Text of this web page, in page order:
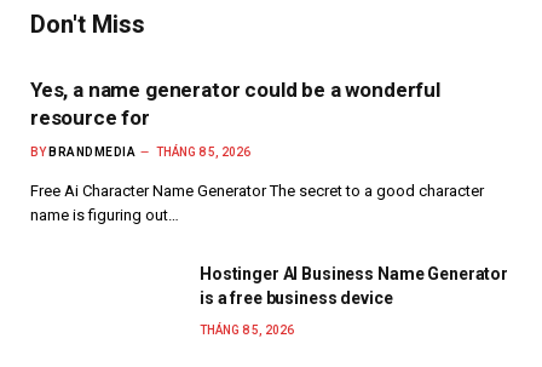
Don't Miss
Yes, a name generator could be a wonderful
resource for
BY BRANDMEDIA THÁNG 8 5, 2026
Free Ai Character Name Generator The secret to a good character
name is figuring out…
Hostinger AI Business Name Generator
is a free business device
THÁNG 8 5, 2026